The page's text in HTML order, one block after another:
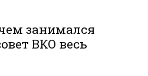
занимался
ВКО весь